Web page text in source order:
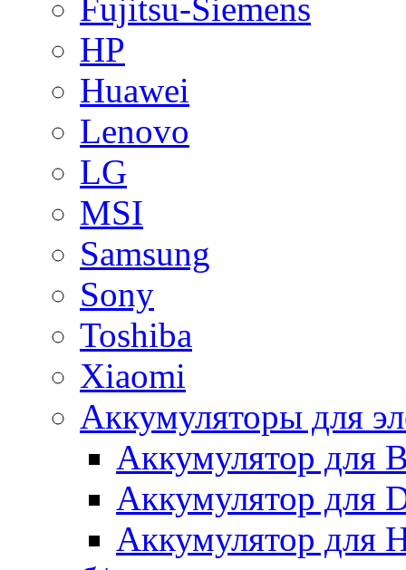
Fujitsu-Siemens
HP
Huawei
Lenovo
LG
MSI
Samsung
Sony
Toshiba
Xiaomi
Аккумуляторы для
Аккумулятор для
Аккумулятор для
Аккумулятор для